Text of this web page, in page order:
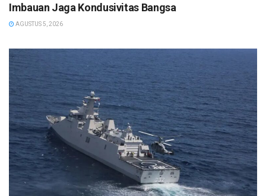
Imbauan Jaga Kondusivitas Bangsa
AGUSTUS 5, 2026